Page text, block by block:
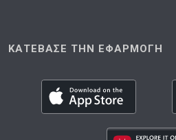
ΚΑΤΕΒΑΣΕ ΤΗΝ ΕΦΑΡΜΟΓΗ